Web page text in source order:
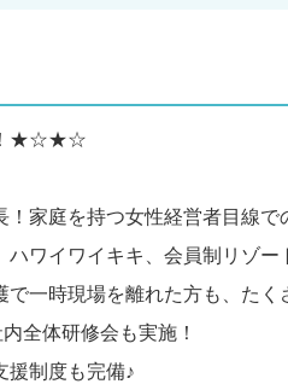
！★☆★☆
！家庭を持つ女性経営者目線で
ハワイワイキキ、会員制リゾー
で一時現場を離れた方も、たく
全体研修会も実施！
援制度も完備♪